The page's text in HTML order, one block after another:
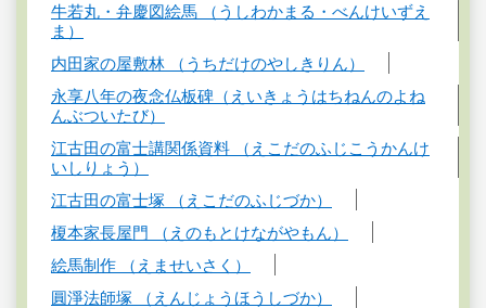
牛若丸・弁慶図絵馬 （うしわかまる・べんけいずえ
ま）
内田家の屋敷林 （うちだけのやしきりん）
永享八年の夜念仏板碑（えいきょうはちねんのよね
んぶついたび）
江古田の富士講関係資料 （えこだのふじこうかんけ
いしりょう）
江古田の富士塚 （えこだのふじづか）
榎本家長屋門 （えのもとけながやもん）
絵馬制作 （えませいさく）
圓淨法師塚 （えんじょうほうしづか）